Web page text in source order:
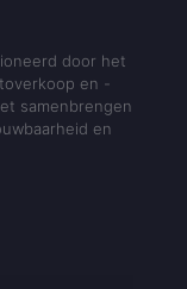
door het
en -
samenbrengen
en